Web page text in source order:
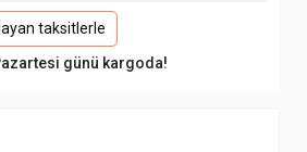
taksitlerle
günü kargoda!